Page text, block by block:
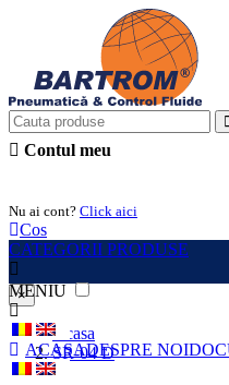
Contul meu
Nu ai cont? Click aici
Cos
CATEGORII PRODUSE
MENIU
ACASADESPRE NOI
×
Acasa
SR-04 D